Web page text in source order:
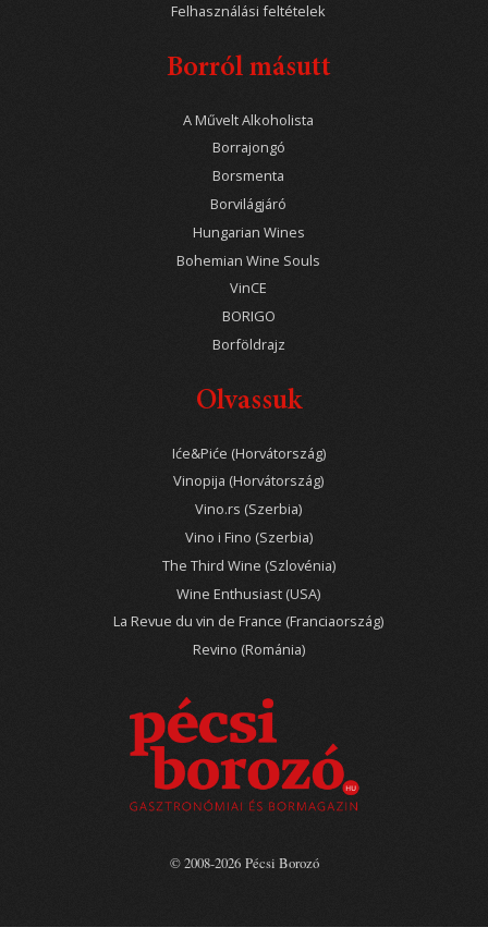
Felhasználási feltételek
Borról másutt
A Művelt Alkoholista
Borrajongó
Borsmenta
Borvilágjáró
Hungarian Wines
Bohemian Wine Souls
VinCE
BORIGO
Borföldrajz
Olvassuk
Iće&Piće (Horvátország)
Vinopija (Horvátország)
Vino.rs (Szerbia)
Vino i Fino (Szerbia)
The Third Wine (Szlovénia)
Wine Enthusiast (USA)
La Revue du vin de France (Franciaország)
Revino (Románia)
© 2008-2026 Pécsi Borozó